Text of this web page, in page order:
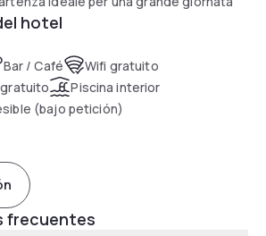
hotel
Bar / Café
Wifi gratuito
Piscina interior
(bajo petición)
frecuentes